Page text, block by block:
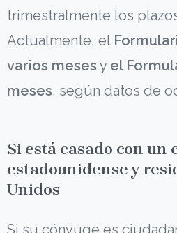
trimestralmente los
Actualmente, el
varios mesesy el
meses, según datos de
Si está casado con un
estadounidense y
Unidos